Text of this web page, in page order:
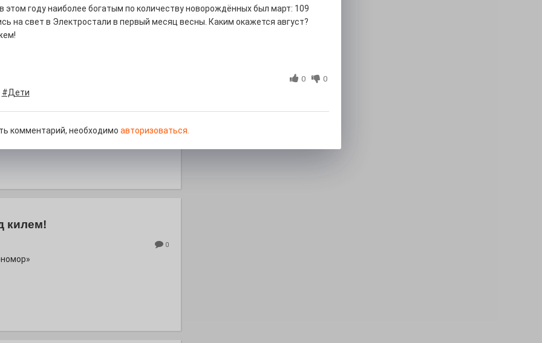
путешествуют по
0
На этой неделе электростальцев
«Районы-кварталы».
килем!
0
этом году наиболее богатым по количеству новорождённых был март: 109
на свет в Электростали в первый месяц весны. Каким окажется август?
0 0
#Дети
комментарий, необходимо авторизоваться.